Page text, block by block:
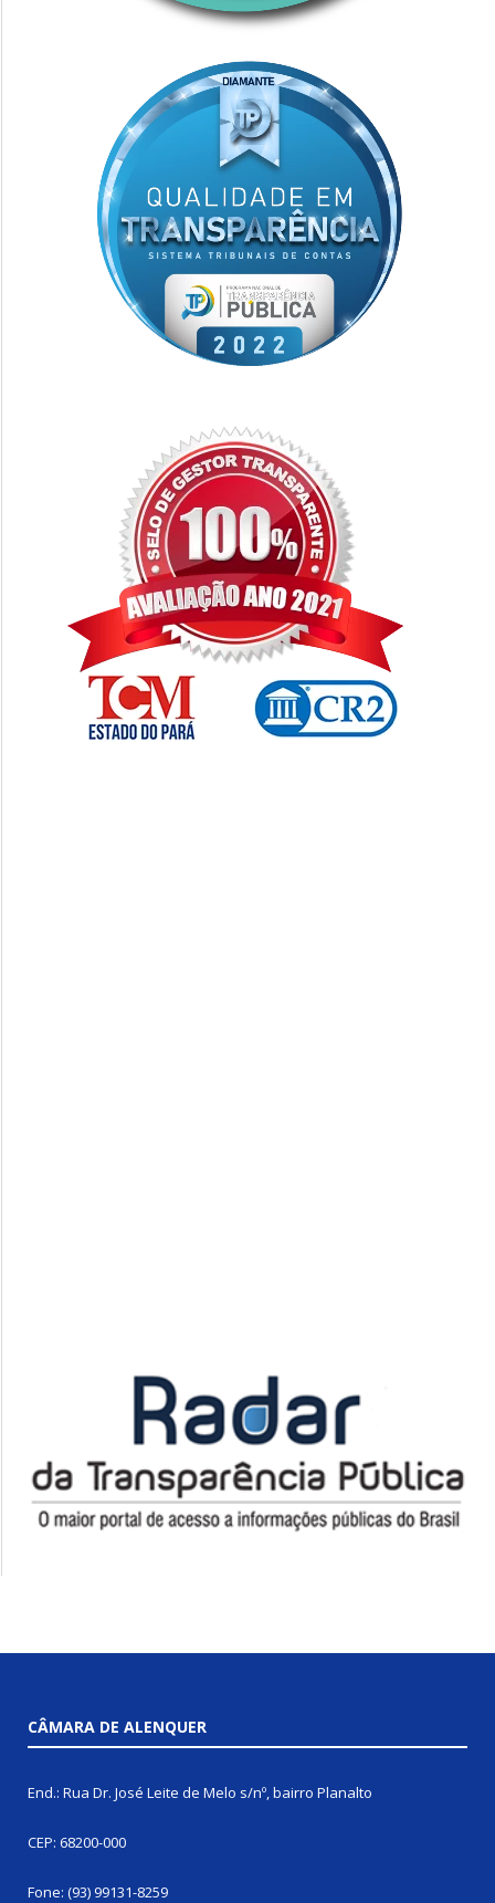
CÂMARA DE ALENQUER
End.: Rua Dr. José Leite de Melo s/nº, bairro Planalto
CEP: 68200-000
Fone: (93) 99131-8259